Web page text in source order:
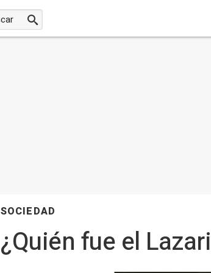
SOCIEDAD
¿Quién fue el